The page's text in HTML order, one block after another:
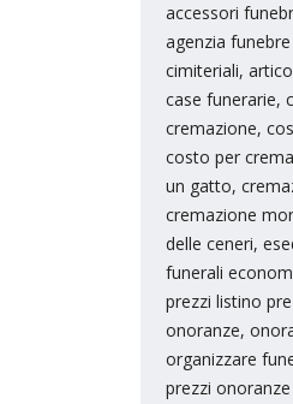
accessori
agenzia
cimiteriali,
case funerarie,
cremazione,
costo per
un gatto,
cremazione
delle ceneri,
funerali
prezzi listino
onoranze,
organizzare
prezzi